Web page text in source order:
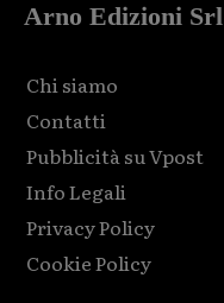
Arno Edizioni Srl
Chi siamo
Contatti
Pubblicità su Vpost
Info Legali
Privacy Policy
Cookie Policy